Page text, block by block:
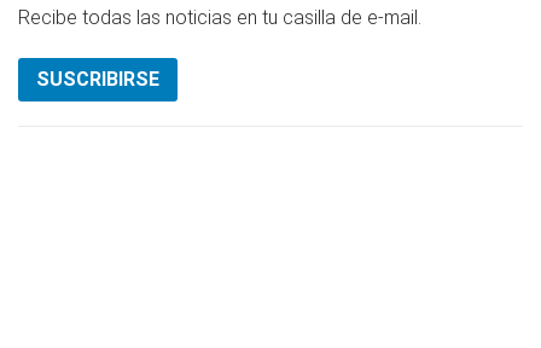
Recibe todas las noticias en tu casilla de e-mail.
SUSCRIBIRSE